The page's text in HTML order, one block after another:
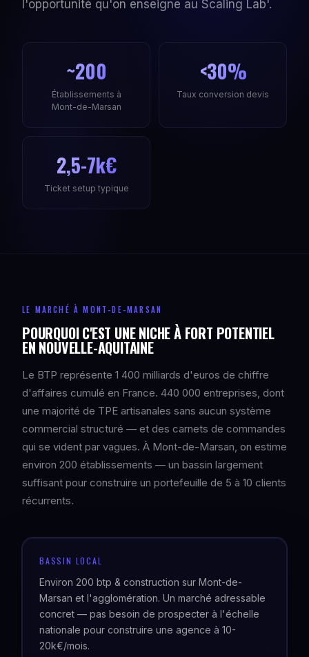
l'opportunité qu'on enseigne au Scaling Lab'.
~200
Établissements à
Mont-de-Marsan
<30%
Taux conversion devis
2,5-7k€
Ticket setup typique
LE MARCHÉ À MONT-DE-MARSAN
POURQUOI C'EST UNE NICHE À FORT POTENTIEL
EN NOUVELLE-AQUITAINE
Le BTP représente 1 400 milliards d'euros de chiffre
d'affaires cumulé en France. 440 000 entreprises, dont
une majorité de TPE artisanales sans aucun système
commercial structuré — et des carnets de commandes
qui se vident par vagues. À Mont-de-Marsan, on estime
environ 200 établissements — un bassin largement
suffisant pour construire un portefeuille de 5 à 10 clients
récurrents.
BASSIN LOCAL
Environ 200 btp & construction sur Mont-de-
Marsan et l'agglomération. Un marché adressable
concret — pas besoin de prospecter à l'échelle
nationale pour construire une agence à 10-
20k€/mois.